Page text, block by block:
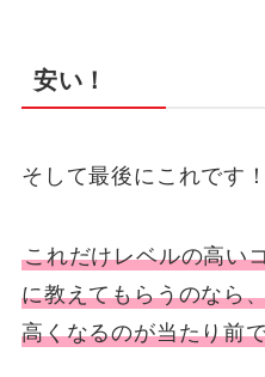
安い！
そして最後にこれです！
これだけレベルの高い
に教えてもらうのなら
高くなるのが当たり前